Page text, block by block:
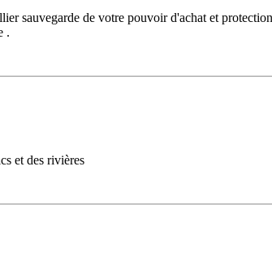
sauvegarde de votre pouvoir d'achat et
.
et des rivières